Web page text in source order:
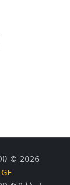
© 2026